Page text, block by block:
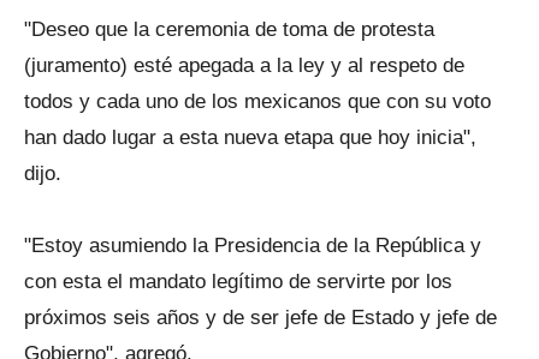
"Deseo que la ceremonia de toma de protesta
(juramento) esté apegada a la ley y al respeto de
todos y cada uno de los mexicanos que con su voto
han dado lugar a esta nueva etapa que hoy inicia",
dijo.
"Estoy asumiendo la Presidencia de la República y
con esta el mandato legítimo de servirte por los
próximos seis años y de ser jefe de Estado y jefe de
Gobierno", agregó.